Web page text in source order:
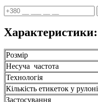
Характеристики:
Розмір
Несуча частота
Технологія
Кількість етикеток у рулоні
Застосування